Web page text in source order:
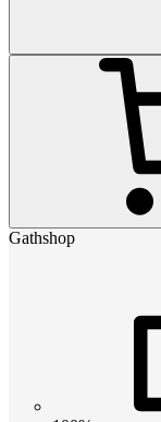
Gathshop